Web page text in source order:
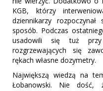
KGB, którzy
dziennikarzy
sposób. Podczas
usadowili się tuż
rozgrzewających się
rękach własne dozymetry.
Największą wiedzą na
Łobanowski. Nie dość,